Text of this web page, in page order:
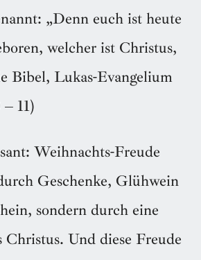
„Denn euch ist heute
welcher ist Christus,
Bibel, Lukas-Evangelium
11)
Weihnachts-Freude
Geschenke, Glühwein
sondern durch eine
Christus. Und diese Freude